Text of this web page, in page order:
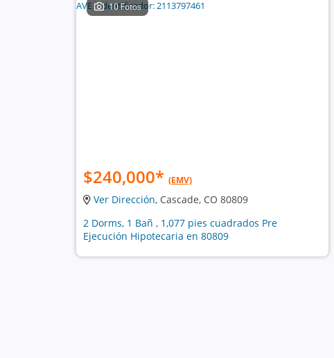
10 Fotos
$240,000* (EMV)
Ver Dirección, Cascade, CO 80809
2 Dorms, 1 Bañ , 1,077 pies cuadrados Pre
Ejecución Hipotecaria en 80809